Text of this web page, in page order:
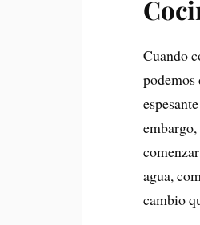
Cuando
agua,
cambio